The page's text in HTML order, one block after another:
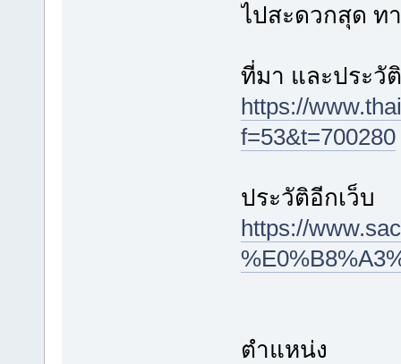
ไปสะดวกสุด ท
ที่มา และประวัติ
https://
f=53&t=700280
ประวัติอีกเว็บ
https://
ตำแหน่ง